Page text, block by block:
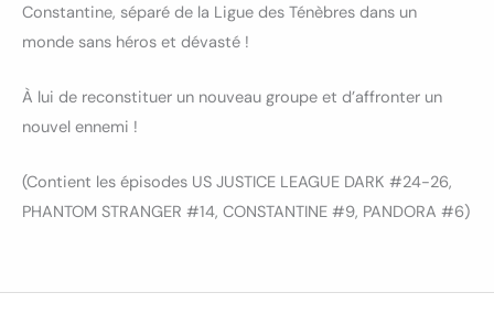
Constantine, séparé de la Ligue des Ténèbres dans un
monde sans héros et dévasté !
À lui de reconstituer un nouveau groupe et d’affronter un
nouvel ennemi !
(Contient les épisodes US JUSTICE LEAGUE DARK #24-26,
PHANTOM STRANGER #14, CONSTANTINE #9, PANDORA #6)